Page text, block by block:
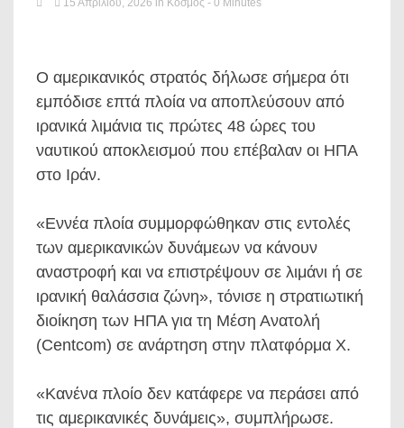
15 Απριλίου, 2026 in Κόσμος - 0 Minutes
Ο αμερικανικός στρατός δήλωσε σήμερα ότι
εμπόδισε επτά πλοία να αποπλεύσουν από
ιρανικά λιμάνια τις πρώτες 48 ώρες του
ναυτικού αποκλεισμού που επέβαλαν οι ΗΠΑ
στο Ιράν.
«Εννέα πλοία συμμορφώθηκαν στις εντολές
των αμερικανικών δυνάμεων να κάνουν
αναστροφή και να επιστρέψουν σε λιμάνι ή σε
ιρανική θαλάσσια ζώνη», τόνισε η στρατιωτική
διοίκηση των ΗΠΑ για τη Μέση Ανατολή
(Centcom) σε ανάρτηση στην πλατφόρμα Χ.
«Κανένα πλοίο δεν κατάφερε να περάσει από
τις αμερικανικές δυνάμεις», συμπλήρωσε.